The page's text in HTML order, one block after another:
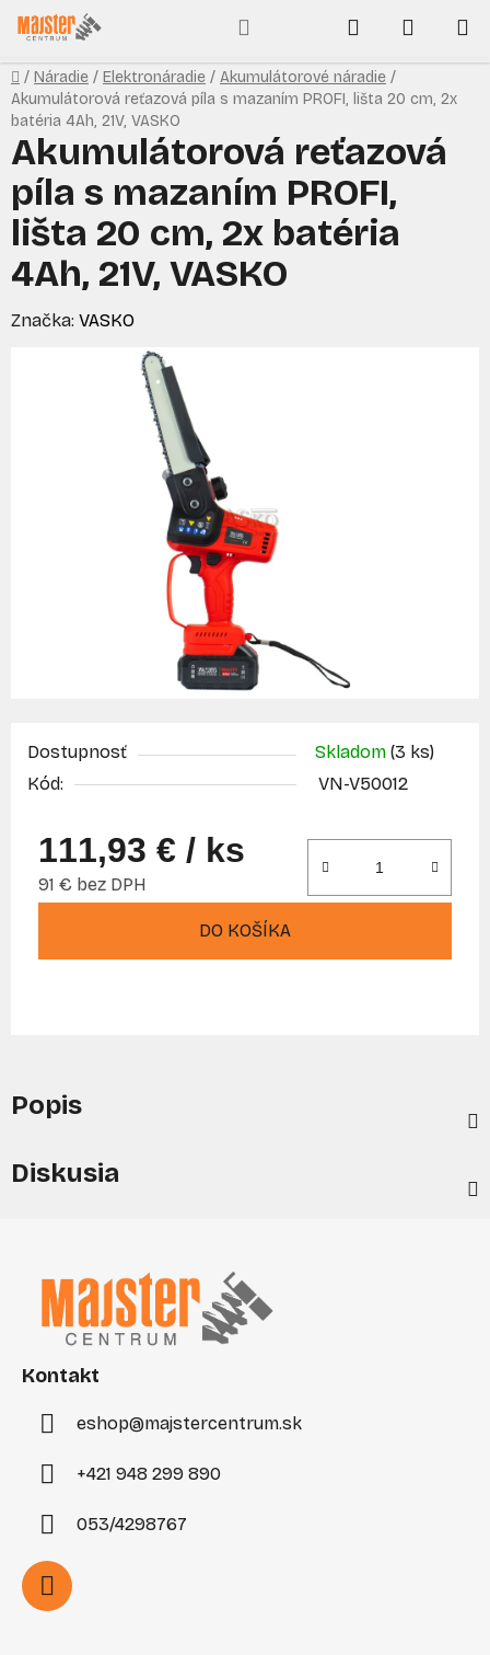
Prejsť
na
obsah
Hľadať
KOŠÍK
Domov
/ Náradie / Elektronáradie / Akumulátorové náradie /
Akumulátorová reťazová píla s mazaním PROFI, lišta 20 cm, 2x
batéria 4Ah, 21V, VASKO
Dostupnosť Skladom (3 ks)
Kód:
VN-V50012
111,93 € / ks
91 € bez DPH
DO KOŠÍKA
Akumulátorová reťazová
píla s mazaním PROFI,
lišta 20 cm, 2x batéria
4Ah, 21V, VASKO
Značka: VASKO
Popis
Diskusia
Kontakt
eshop@majstercentrum.sk
+421 948 299 890
053/4298767